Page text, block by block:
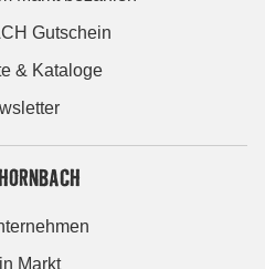
Gutschein
& Kataloge
Markt